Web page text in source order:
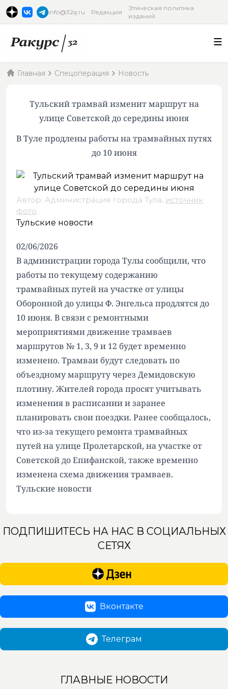
info@32q.ru Редакция
Этическая политика
изданий
Главная Спецоперация Новость
Тульский трамвай изменит маршрут на
улице Советской до середины июня
В Туле продлены работы на трамвайных путях
до 10 июня
Автор: Администрация города Тула, источник
фото.
Тульские новости
02/06/2026
В администрации города Тулы сообщили, что
работы по текущему содержанию
трамвайных путей на участке от улицы
Оборонной до улицы Ф. Энгельса продлятся до
10 июня. В связи с ремонтными
мероприятиями движение трамваев
маршрутов № 1, 3, 9 и 12 будет временно
изменено. Трамваи будут следовать по
объездному маршруту через Демидовскую
плотину. Жителей города просят учитывать
изменения в расписании и заранее
планировать свои поездки. Ранее сообщалось,
что из-за текущего ремонта трамвайных
путей на улице Пролетарской, на участке от
Советской до Епифанской, также временно
изменена схема движения трамваев.
Тульские новости
ПОДПИШИТЕСЬ НА НАС В СОЦИАЛЬНЫХ
СЕТЯХ
Вконтакте
Телеграм
ГЛАВНЫЕ НОВОСТИ